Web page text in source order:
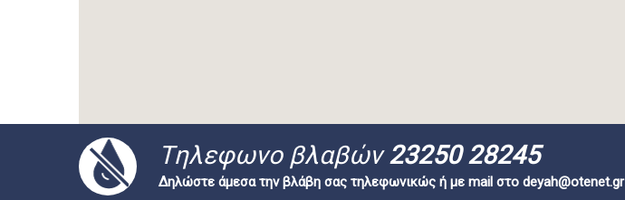
Tηλεφωνο βλαβών23250 28245
Δηλώστε άμεσα την βλάβη σας τηλεφωνικώς ή με mail στο deyah@otenet.gr